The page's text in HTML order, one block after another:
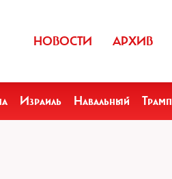
НОВОСТИ АРХИВ
Израиль Навальный Трамп